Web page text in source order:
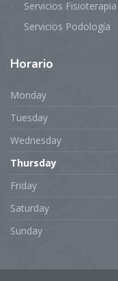
Servicios Fisioterapia
Servicios Podología
Horario
Monday
Tuesday
Wednesday
Thursday
Friday
Saturday
Sunday